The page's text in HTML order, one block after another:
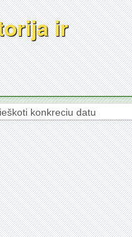
ir
ieškoti konkreciu datu